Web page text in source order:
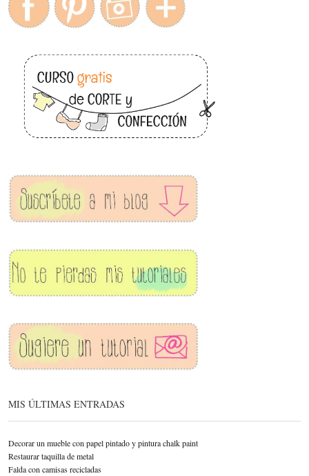
MIS ÚLTIMAS ENTRADAS
Decorar un mueble con papel pintado y pintura chalk paint
Restaurar taquilla de metal
Falda con camisas recicladas